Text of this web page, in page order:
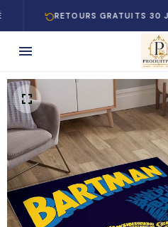
RETOURS GRATUITS 30 JOURS